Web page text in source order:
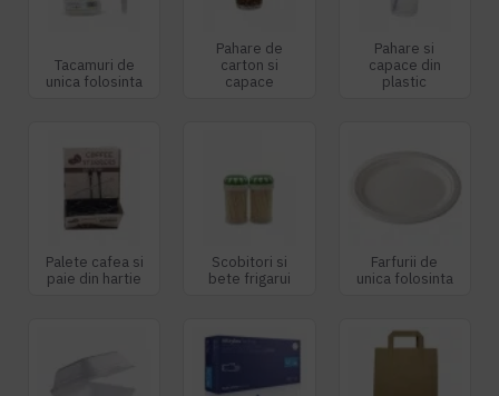
Tacamuri de
unica folosinta
Pahare de
carton si
capace
Pahare si
capace din
plastic
Palete cafea si
paie din hartie
Scobitori si
bete frigarui
Farfurii de
unica folosinta